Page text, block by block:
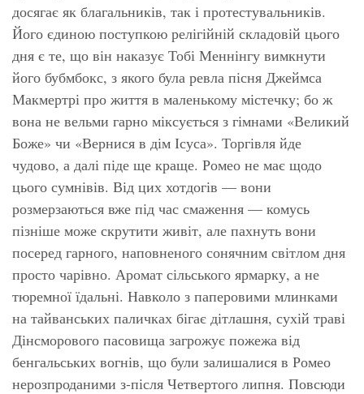
досягає як благальників, так і протестувальників.
Його єдиною поступкою релігійній складовій цього
дня є те, що він наказує Тобі Меннінгу вимкнути
його бубмбокс, з якого була ревла пісня Джеймса
Макмертрі про життя в маленькому містечку; бо ж
вона не вельми гарно міксується з гімнами «Великий
Боже» чи «Вернися в дім Ісуса». Торгівля йде
чудово, а далі піде ще краще. Ромео не має щодо
цього сумнівів. Від цих хотдогів — вони
розмерзаються вже під час смаження — комусь
пізніше може скрутити живіт, але пахнуть вони
посеред гарного, наповненого сонячним світлом дня
просто чарівно. Аромат сільського ярмарку, а не
тюремної їдальні. Навколо з паперовими млинками
на тайванських паличках бігає дітлашня, сухій траві
Дінсморового пасовища загрожує пожежа від
бенгальських вогнів, що були залишалися в Ромео
нерозпроданими з-після Четвертого липня. Повсюди